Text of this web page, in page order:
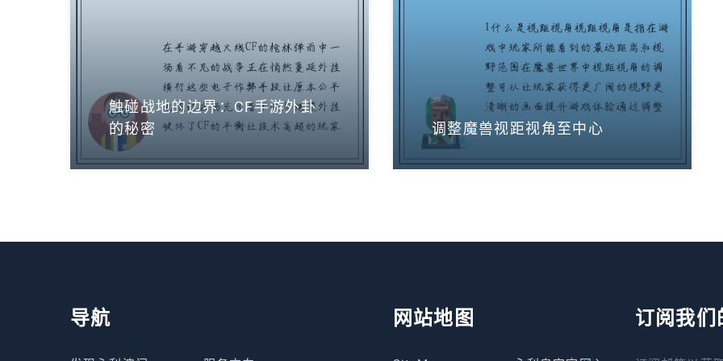
触碰战地的边界：CF手游外卦
的秘密
调整魔兽视距视角至中心
导航 网站地图 订阅我们